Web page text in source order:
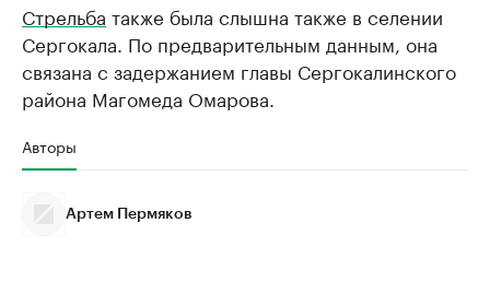
Стрельба также была слышна также в селении
Сергокала. По предварительным данным, она
связана с задержанием главы Сергокалинского
района Магомеда Омарова.
Авторы
Артем Пермяков